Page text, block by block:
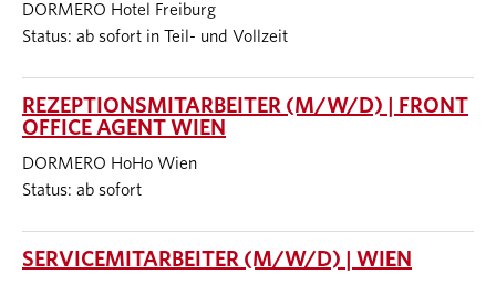
DORMERO Hotel Freiburg
Status: ab sofort in Teil- und Vollzeit
REZEPTIONSMITARBEITER (M/W/D) | FRONT
OFFICE AGENT WIEN
DORMERO HoHo Wien
Status: ab sofort
SERVICEMITARBEITER (M/W/D) | WIEN